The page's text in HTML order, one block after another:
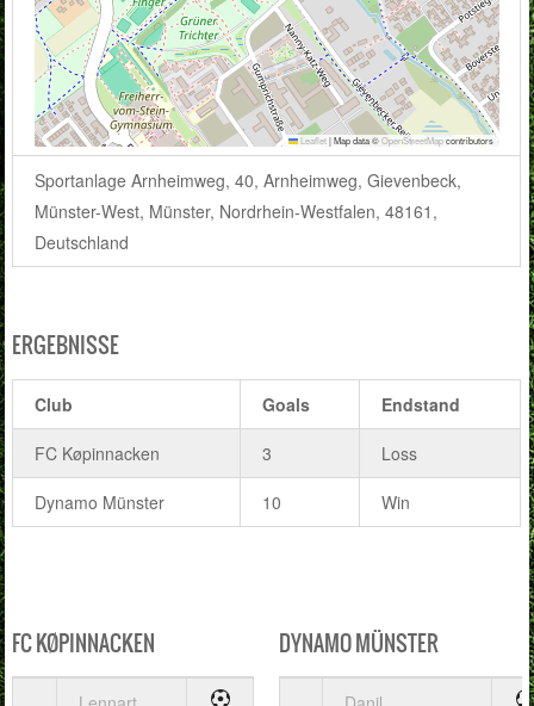
Leaflet|Map data ©OpenStreetMapcontributors
Sportanlage Arnheimweg, 40, Arnheimweg, Gievenbeck,
Münster-West, Münster, Nordrhein-Westfalen, 48161,
Deutschland
ERGEBNISSE
Club Goals Endstand
FC Køpinnacken 3 Loss
Dynamo Münster 10 Win
FC KØPINNACKEN DYNAMO MÜNSTER